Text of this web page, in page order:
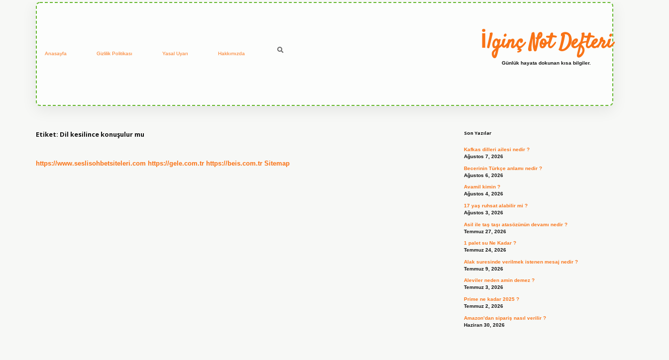
Anasayfa Gizlilik Politikası Yasal Uyarı Hakkımızda İlginç Not Defteri
Günlük hayata dokunan kısa bilgiler.
Etiket: Dil kesilince konuşulur mu
https://www.seslisohbetsiteleri.com https://gele.com.tr https://beis.com.tr Sitemap
Son Yazılar
Kafkas dilleri ailesi nedir ?
Ağustos 7, 2026
Becerinin Türkçe anlamı nedir ?
Ağustos 6, 2026
Avamil kimin ?
Ağustos 4, 2026
17 yaş ruhsat alabilir mi ?
Ağustos 3, 2026
Asil ile taş taşı atasözünün devamı nedir ?
Temmuz 27, 2026
1 palet su Ne Kadar ?
Temmuz 24, 2026
Alak suresinde verilmek istenen mesaj nedir ?
Temmuz 9, 2026
Aleviler neden amin demez ?
Temmuz 3, 2026
Prime ne kadar 2025 ?
Temmuz 2, 2026
Amazon’dan sipariş nasıl verilir ?
Haziran 30, 2026